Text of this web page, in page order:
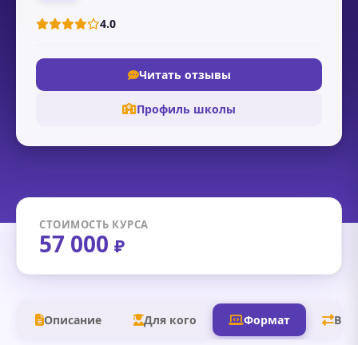
4.0
Читать отзывы
Профиль школы
СТОИМОСТЬ КУРСА
57 000 ₽
Описание Для кого Формат В